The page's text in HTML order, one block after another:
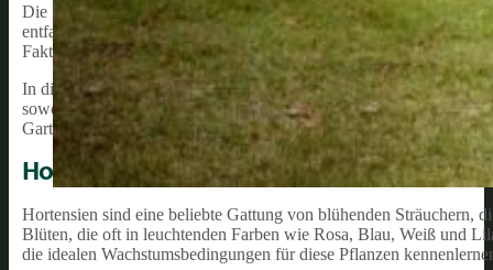
Die Pflege von Hortensien ist in der Tat ein wichtiger Aspekt des
entfalten können. Zu den grundlegenden Aspekten der
Faktoren im Auge zu behalten und dementsprechend zu handeln,
In diesem Artikel werden wir uns eingehender mit der Pflege von
sowohl Anfänger als auch erfahrene Gärtnerinnen und Gärtner
Garten zu genießen.
Hortensien Grundlagen
Hortensien sind eine beliebte Gattung von blühenden Sträuchern,
Blüten, die oft in leuchtenden Farben wie Rosa, Blau, Weiß und
die idealen Wachstumsbedingungen für diese Pflanzen